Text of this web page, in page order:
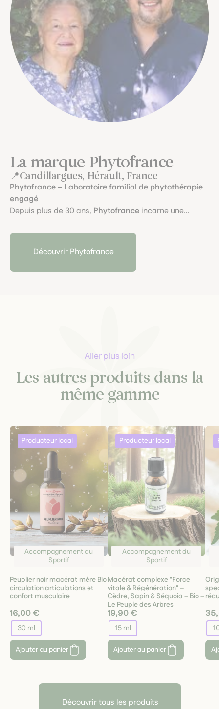
La marque Phytofrance
Candillargues, Hérault, France
Phytofrance – Laboratoire familial de phytothérapie
engagé
Depuis plus de 30 ans, Phytofrance incarne une
herboriste.
Laboratoire familial
fondé par une pharmacienne
passionnée de plantes médicinales, il cultive une
approche exigeante :plantes fraîches, agriculture
Découvrir Phytofrance
Aller plus loin
Les autres produits dans la
même gamme
Accompagnement du
Sportif
Peuplier noir macérat mère Bio
circulation articulations et
confort musculaire
16,00 €
30 ml
Ajouter au panier
Accompagnement du
Sportif
Macérat complexe "Force
vitale & Régénération" –
Cèdre, Sapin & Séquoia – Bio –
Le Peuple des Arbres
19,90 €
15 ml
Ajouter au panier
Découvrir tous les produits